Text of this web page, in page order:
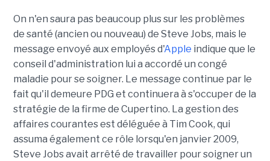
On n'en saura pas beaucoup plus sur les problèmes
de santé (ancien ou nouveau) de Steve Jobs, mais le
message envoyé aux employés d'Apple indique que le
conseil d'administration lui a accordé un congé
maladie pour se soigner. Le message continue par le
fait qu'il demeure PDG et continuera à s'occuper de la
stratégie de la firme de Cupertino. La gestion des
affaires courantes est déléguée à Tim Cook, qui
assuma également ce rôle lorsqu'en janvier 2009,
Steve Jobs avait arrêté de travailler pour soigner un